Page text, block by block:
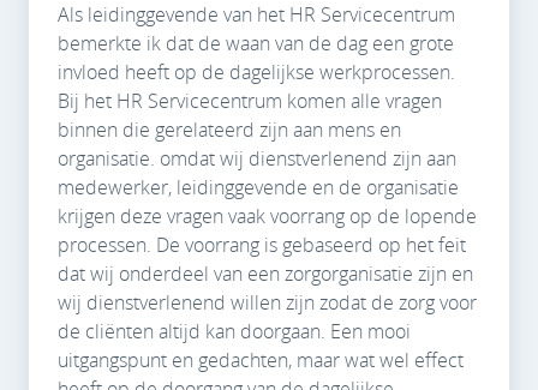
Als leidinggevende van het HR Servicecentrum
bemerkte ik dat de waan van de dag een grote
invloed heeft op de dagelijkse werkprocessen.
Bij het HR Servicecentrum komen alle vragen
binnen die gerelateerd zijn aan mens en
organisatie. omdat wij dienstverlenend zijn aan
medewerker, leidinggevende en de organisatie
krijgen deze vragen vaak voorrang op de lopende
processen. De voorrang is gebaseerd op het feit
dat wij onderdeel van een zorgorganisatie zijn en
wij dienstverlenend willen zijn zodat de zorg voor
de cliënten altijd kan doorgaan. Een mooi
uitgangspunt en gedachten, maar wat wel effect